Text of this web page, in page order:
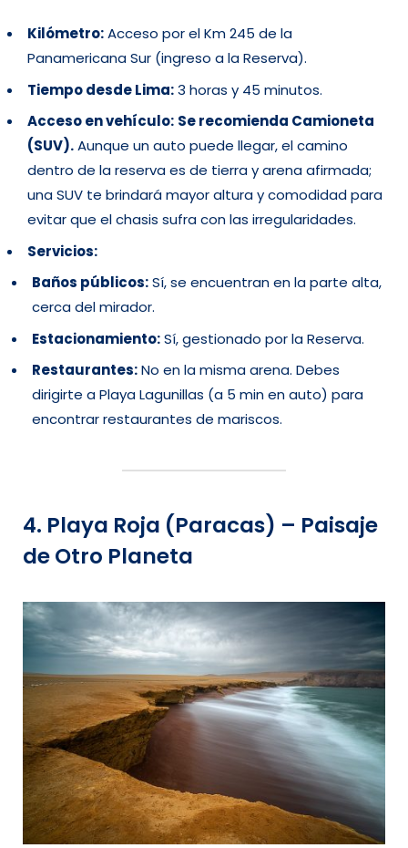
Kilómetro:Acceso por el Km 245 de la
Panamericana Sur (ingreso a la Reserva).
Tiempo desde Lima:3 horas y 45 minutos.
Acceso en vehículo: Se recomienda Camioneta
(SUV).Aunque un auto puede llegar, el camino
dentro de la reserva es de tierra y arena afirmada;
una SUV te brindará mayor altura y comodidad para
evitar que el chasis sufra con las irregularidades.
Servicios:
Baños públicos:Sí, se encuentran en la parte alta,
cerca del mirador.
Estacionamiento:Sí, gestionado por la Reserva.
Restaurantes:No en la misma arena. Debes
dirigirte a Playa Lagunillas (a 5 min en auto) para
encontrar restaurantes de mariscos.
4. Playa Roja (Paracas) – Paisaje
de Otro Planeta